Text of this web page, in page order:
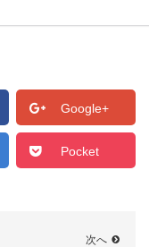
Google+
Pocket
次へ